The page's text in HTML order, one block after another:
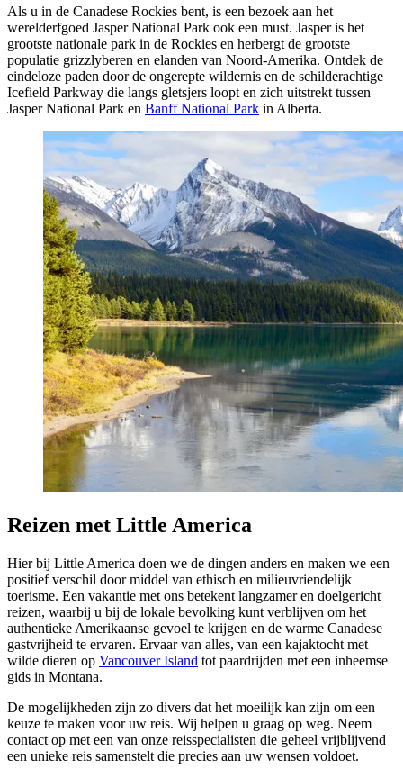
Als u in de Canadese Rockies bent, is een bezoek aan het
werelderfgoed Jasper National Park ook een must. Jasper is het
grootste nationale park in de Rockies en herbergt de grootste
populatie grizzlyberen en elanden van Noord-Amerika. Ontdek de
eindeloze paden door de ongerepte wildernis en de schilderachtige
Icefield Parkway die langs gletsjers loopt en zich uitstrekt tussen
Jasper National Park en Banff National Park in Alberta.
Reizen met Little America
Hier bij Little America doen we de dingen anders en maken we een
positief verschil door middel van ethisch en milieuvriendelijk
toerisme. Een vakantie met ons betekent langzamer en doelgericht
reizen, waarbij u bij de lokale bevolking kunt verblijven om het
authentieke Amerikaanse gevoel te krijgen en de warme Canadese
gastvrijheid te ervaren. Ervaar van alles, van een kajaktocht met
wilde dieren op Vancouver Island tot paardrijden met een inheemse
gids in Montana.
De mogelijkheden zijn zo divers dat het moeilijk kan zijn om een
keuze te maken voor uw reis. Wij helpen u graag op weg. Neem
contact op met een van onze reisspecialisten die geheel vrijblijvend
een unieke reis samenstelt die precies aan uw wensen voldoet.